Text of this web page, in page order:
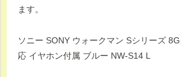
ます。
ソニー SONY ウォークマン Sシリーズ
応 イヤホン付属 ブルー NW-S14 L